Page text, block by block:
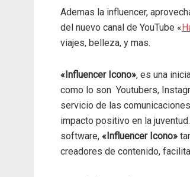
Ademas la influencer,
del nuevo canal de YouTube «
viajes, belleza, y mas.
«Influencer Icono», es una
como lo son Youtubers,
servicio de las
impacto positivo en la
software, «Influencer Icono»
creadores de contenido,